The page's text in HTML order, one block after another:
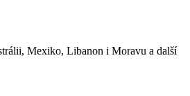
Mexiko, Libanon i Moravu a další